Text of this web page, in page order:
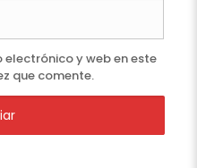
electrónico y web en este
que comente.